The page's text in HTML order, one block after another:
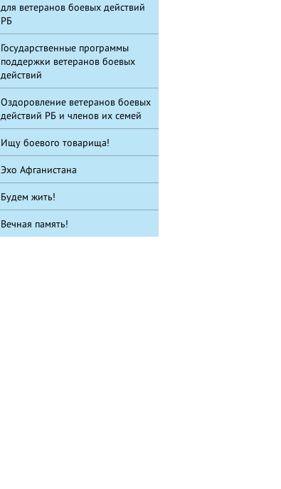
для ветеранов боевых действий
РБ
Государственные программы
поддержки ветеранов боевых
действий
Оздоровление ветеранов боевых
действий РБ и членов их семей
Ищу боевого товарища!
Эхо Афганистана
Будем жить!
Вечная память!